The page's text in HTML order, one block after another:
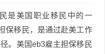
是美国职业移民中的一
保移民，是通过赴美工作
。美国eb3雇主担保移民